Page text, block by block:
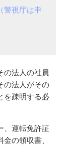
警視庁は申
の法人の社員
の法人がその
を疎明する必
、運転免許証
の領収書、